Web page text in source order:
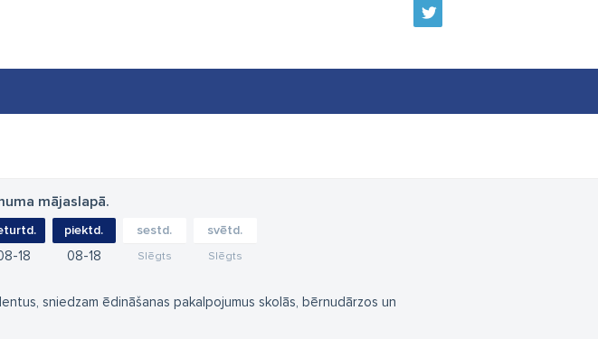
mājaslapā.
18
piektd.
08 18
sestd.
Slēgts
svētd.
Slēgts
sniedzam ēdināšanas pakalpojumus skolās, bērnudārzos un